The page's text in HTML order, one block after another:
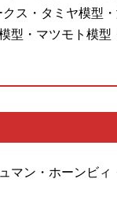
ス・タミヤ模型
・マツモト模
マン・ホーンビ